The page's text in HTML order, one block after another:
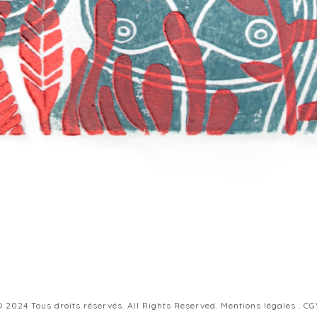
2024 Tous droits réservés. All Rights Reserved. Mentions légales .